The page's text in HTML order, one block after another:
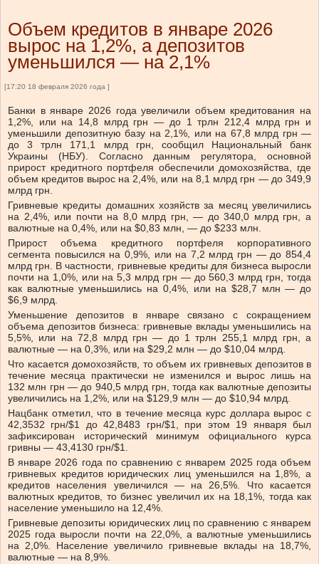
Объем кредитов в январе 2026
вырос на 1,2%, а депозитов
уменьшился — на 2,1%
[17:20 18 февраля 2026 года ]
Банки в январе 2026 года увеличили объем кредитования на
1,2%, или на 14,8 млрд грн — до 1 трлн 212,4 млрд грн и
уменьшили депозитную базу на 2,1%, или на 67,8 млрд грн —
до 3 трлн 171,1 млрд грн, сообщил Национальный банк
Украины (НБУ). Согласно данным регулятора, основной
прирост кредитного портфеля обеспечили домохозяйства, где
объем кредитов вырос на 2,4%, или на 8,1 млрд грн — до 349,9
млрд грн.
Гривневые кредиты домашних хозяйств за месяц увеличились
на 2,4%, или почти на 8,0 млрд грн, — до 340,0 млрд грн, а
валютные на 0,4%, или на $0,83 млн, — до $233 млн.
Прирост объема кредитного портфеля корпоративного
сегмента повысился на 0,9%, или на 7,2 млрд грн — до 854,4
млрд грн. В частности, гривневые кредиты для бизнеса выросли
почти на 1,0%, или на 5,3 млрд грн — до 560,3 млрд грн, тогда
как валютные уменьшились на 0,4%, или на $28,7 млн — до
$6,9 млрд.
Уменьшение депозитов в январе связано с сокращением
объема депозитов бизнеса: гривневые вклады уменьшились на
5,5%, или на 72,8 млрд грн — до 1 трлн 255,1 млрд грн, а
валютные — на 0,3%, или на $29,2 млн — до $10,04 млрд.
Что касается домохозяйств, то объем их гривневых депозитов в
течение месяца практически не изменился и вырос лишь на
132 млн грн — до 940,5 млрд грн, тогда как валютные депозиты
увеличились на 1,2%, или на $129,9 млн — до $10,94 млрд.
Нацбанк отметил, что в течение месяца курс доллара вырос с
42,3532 грн/$1 до 42,8483 грн/$1, при этом 19 января был
зафиксирован исторический минимум официального курса
гривны — 43,4130 грн/$1.
В январе 2026 года по сравнению с январем 2025 года объем
гривневых кредитов юридических лиц уменьшился на 1,8%, а
кредитов населения увеличился — на 26,5%. Что касается
валютных кредитов, то бизнес увеличил их на 18,1%, тогда как
население уменьшило на 12,4%.
Гривневые депозиты юридических лиц по сравнению с январем
2025 года выросли почти на 22,0%, а валютные уменьшились
на 2,0%. Население увеличило гривневые вклады на 18,7%,
валютные — на 8,9%.